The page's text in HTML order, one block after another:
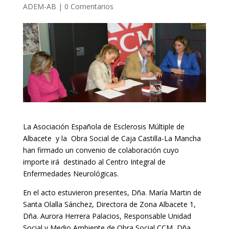
ADEM-AB | 0 Comentarios
La Asociación Española de Esclerosis Múltiple de
Albacete y la Obra Social de Caja Castilla-La Mancha
han firmado un convenio de colaboración cuyo
importe irá destinado al Centro Integral de
Enfermedades Neurológicas.
En el acto estuvieron presentes, Dña. María Martin de
Santa Olalla Sánchez, Directora de Zona Albacete 1,
Dña. Aurora Herrera Palacios, Responsable Unidad